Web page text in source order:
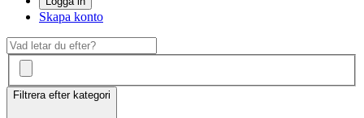
Skapa konto
Filtrera efter kategori